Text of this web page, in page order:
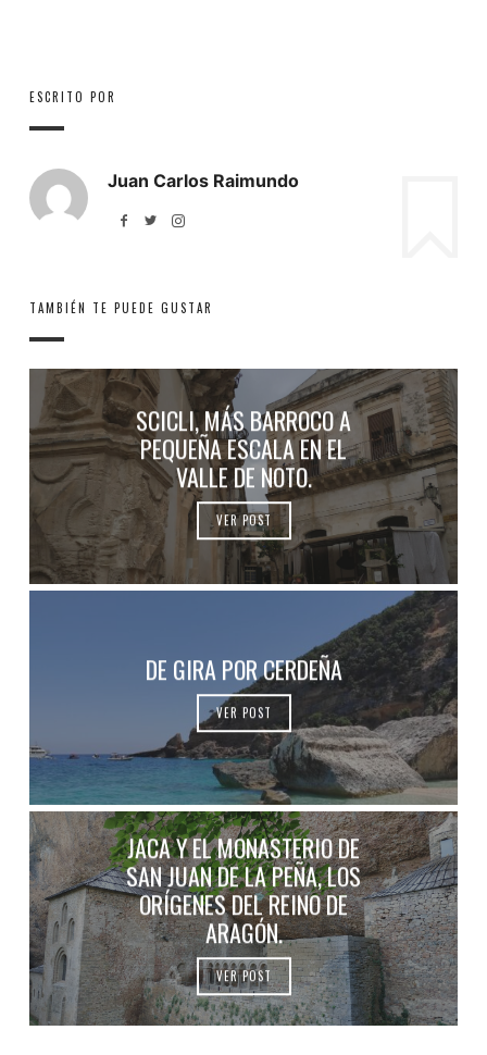
ESCRITO POR
Juan Carlos Raimundo
TAMBIÉN TE PUEDE GUSTAR
SCICLI, MÁS BARROCO A
PEQUEÑA ESCALA EN EL
VALLE DE NOTO.
VER POST
DE GIRA POR CERDEÑA
VER POST
JACA Y EL MONASTERIO DE
SAN JUAN DE LA PEÑA, LOS
ORÍGENES DEL REINO DE
ARAGÓN.
VER POST